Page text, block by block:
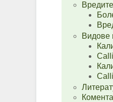
Видове